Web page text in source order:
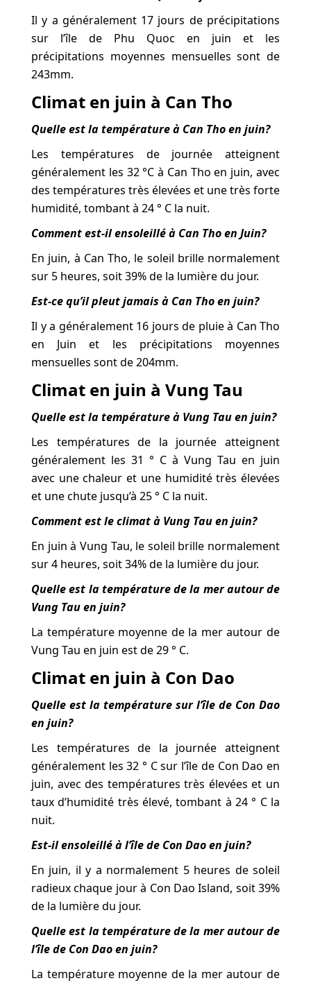
Il y a généralement 17 jours de précipitations
sur l’île de Phu Quoc en juin et les
précipitations moyennes mensuelles sont de
243mm.
Climat en juin à Can Tho
Quelle est la température à Can Tho en juin?
Les températures de journée atteignent
généralement les 32 °C à Can Tho en juin, avec
des températures très élevées et une très forte
humidité, tombant à 24 ° C la nuit.
Comment est-il ensoleillé à Can Tho en Juin?
En juin, à Can Tho, le soleil brille normalement
sur 5 heures, soit 39% de la lumière du jour.
Est-ce qu’il pleut jamais à Can Tho en juin?
Il y a généralement 16 jours de pluie à Can Tho
en Juin et les précipitations moyennes
mensuelles sont de 204mm.
Climat en juin à Vung Tau
Quelle est la température à Vung Tau en juin?
Les températures de la journée atteignent
généralement les 31 ° C à Vung Tau en juin
avec une chaleur et une humidité très élevées
et une chute jusqu’à 25 ° C la nuit.
Comment est le climat à Vung Tau en juin?
En juin à Vung Tau, le soleil brille normalement
sur 4 heures, soit 34% de la lumière du jour.
Quelle est la température de la mer autour de
Vung Tau en juin?
La température moyenne de la mer autour de
Vung Tau en juin est de 29 ° C.
Climat en juin à Con Dao
Quelle est la température sur l’île de Con Dao
en juin?
Les températures de la journée atteignent
généralement les 32 ° C sur l’île de Con Dao en
juin, avec des températures très élevées et un
taux d’humidité très élevé, tombant à 24 ° C la
nuit.
Est-il ensoleillé à l’île de Con Dao en juin?
En juin, il y a normalement 5 heures de soleil
radieux chaque jour à Con Dao Island, soit 39%
de la lumière du jour.
Quelle est la température de la mer autour de
l’île de Con Dao en juin?
La température moyenne de la mer autour de